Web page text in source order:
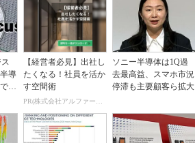
導
き
【経営者必見】出社し
たくなる！社員を活か
す空間術
ソニー半導体は1Q過
去最高益、スマホ市況
停滞も主要顧客ら拡大